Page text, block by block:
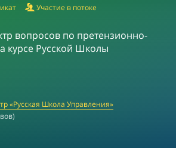
Участие в потоке
вопросов по претензионно-
курсе Русской Школы
«Русская Школа Управления»